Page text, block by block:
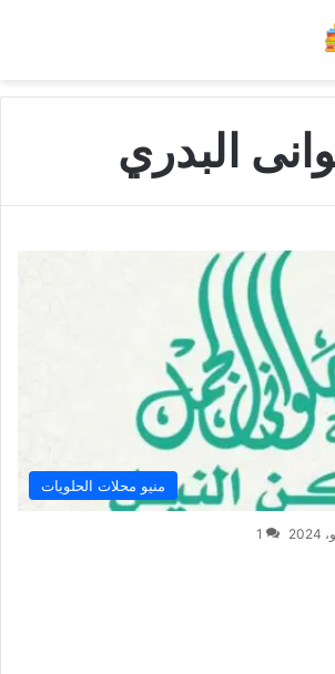
البدري
منيو محلات الحلويات
1